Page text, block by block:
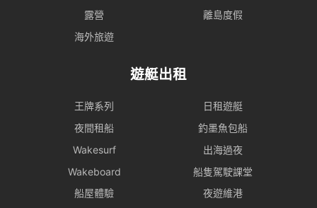
露營
離島度假
海外旅遊
遊艇出租
王牌系列
日租遊艇
夜間租船
釣墨魚包船
Wakesurf
出海過夜
Wakeboard
船隻駕駛課堂
船屋體驗
夜遊維港